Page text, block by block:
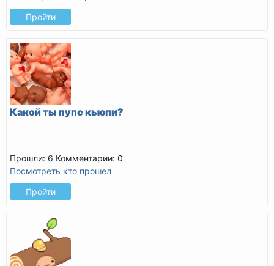
Пройти
Какой ты пупс кьюпи?
Прошли: 6 Комментарии: 0
Посмотреть кто прошел
Пройти